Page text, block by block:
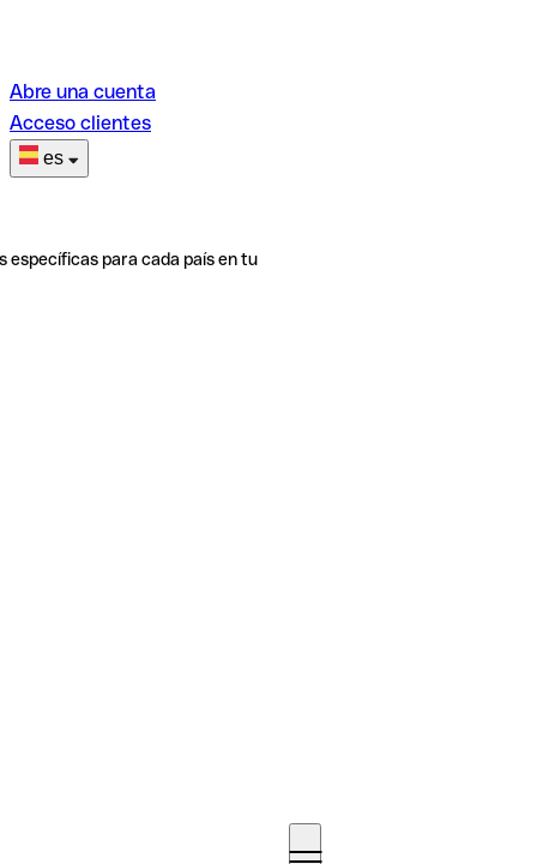
Abre una cuenta
Acceso clientes
es
específicas para cada país en tu